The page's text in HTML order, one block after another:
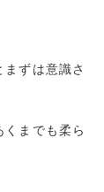
ずは意識さ
くまでも柔ら